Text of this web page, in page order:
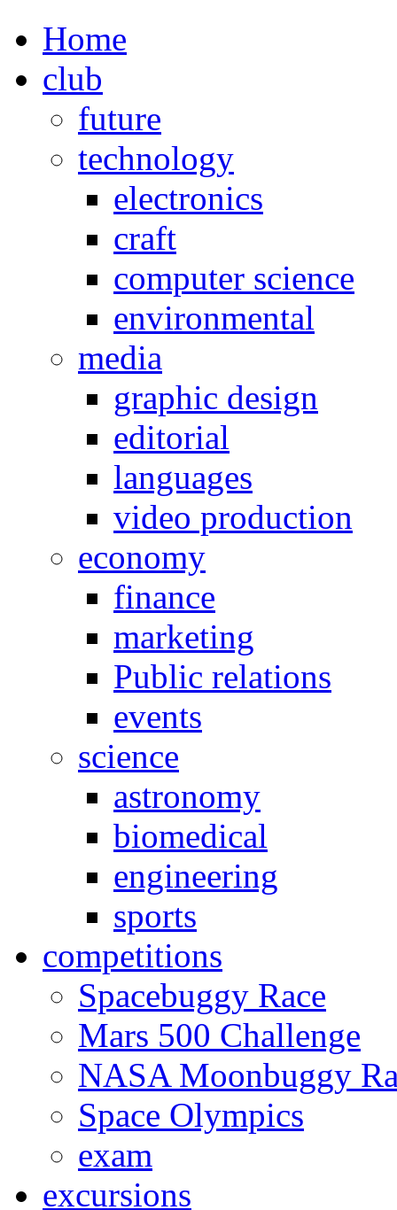
Home
club
future
technology
electronics
craft
computer science
environmental
media
graphic design
editorial
languages
video production
economy
finance
marketing
Public relations
events
science
astronomy
biomedical
engineering
sports
competitions
Spacebuggy Race
Mars 500 Challenge
NASA Moonbuggy
Space Olympics
exam
excursions